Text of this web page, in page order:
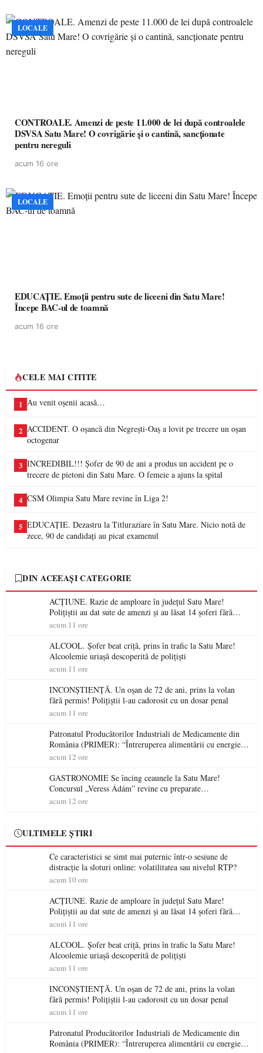
LOCALE
CONTROALE. Amenzi de peste 11.000 de lei după controalele
DSVSA Satu Mare! O covrigărie și o cantină, sancționate
pentru nereguli
acum 16 ore
LOCALE
EDUCAȚIE. Emoții pentru sute de liceeni din Satu Mare!
Începe BAC-ul de toamnă
acum 16 ore
CELE MAI CITITE
1 Au venit oșenii acasă…
2 ACCIDENT. O oșancă din Negrești-Oaș a lovit pe trecere un oșan
octogenar
3 INCREDIBIL!!! Șofer de 90 de ani a produs un accident pe o
trecere de pietoni din Satu Mare. O femeie a ajuns la spital
4 CSM Olimpia Satu Mare revine în Liga 2!
5 EDUCAȚIE. Dezastru la Titluraziare în Satu Mare. Nicio notă de
zece, 90 de candidați au picat examenul
DIN ACEEAȘI CATEGORIE
ACȚIUNE. Razie de amploare în județul Satu Mare!
Polițiștii au dat sute de amenzi și au lăsat 14 șoferi fără
permis într-o singură zi
acum 11 ore
ALCOOL. Șofer beat criță, prins în trafic la Satu Mare!
Alcoolemie uriașă descoperită de polițiști
acum 11 ore
INCONȘTIENȚĂ. Un oșan de 72 de ani, prins la volan
fără permis! Polițiștii l-au cadorosit cu un dosar penal
acum 11 ore
Patronatul Producătorilor Industriali de Medicamente din
România (PRIMER): “Întreruperea alimentării cu energie
electrică a fabricilor de medicamente va pune în pericol
acum 12 ore
GASTRONOMIE Se încing ceaunele la Satu Mare!
Concursul „Veress Ádám” revine cu preparate
spectaculoase, premii și un jurat de renume
acum 12 ore
ULTIMELE ȘTIRI
Ce caracteristici se simt mai puternic într-o sesiune de
distracție la sloturi online: volatilitatea sau nivelul RTP?
acum 10 ore
ACȚIUNE. Razie de amploare în județul Satu Mare!
Polițiștii au dat sute de amenzi și au lăsat 14 șoferi fără
permis într-o singură zi
acum 11 ore
ALCOOL. Șofer beat criță, prins în trafic la Satu Mare!
Alcoolemie uriașă descoperită de polițiști
acum 11 ore
INCONȘTIENȚĂ. Un oșan de 72 de ani, prins la volan
fără permis! Polițiștii l-au cadorosit cu un dosar penal
acum 11 ore
Patronatul Producătorilor Industriali de Medicamente din
România (PRIMER): “Întreruperea alimentării cu energie